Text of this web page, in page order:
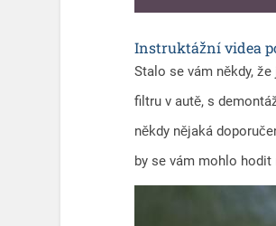
Instruktážní videa
Stalo se vám někdy,
filtru v autě, s
někdy nějaká
by se vám mohlo